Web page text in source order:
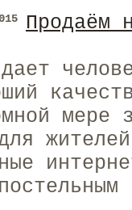
Продаём
мере